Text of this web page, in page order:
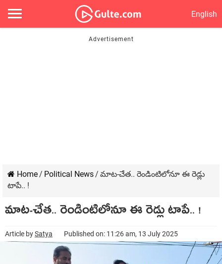
English
Home/ Political News/ మాట‌-చేత‌.. రెండింటిలోనూ ఈ రెడ్లు
టాపే.. !
మాట‌-చేత‌.. రెండింటిలోనూ ఈ రెడ్లు టాపే.. !
Article bySatya Published on: 11:26 am, 13 July 2025